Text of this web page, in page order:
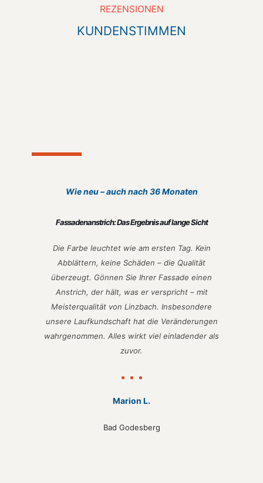
REZENSIONEN
KUNDENSTIMMEN
Wie neu – auch nach 36 Monaten
Fassadenanstrich: Das Ergebnis auf lange Sicht
Die Farbe leuchtet wie am ersten Tag. Kein
Abblättern, keine Schäden – die Qualität
überzeugt. Gönnen Sie Ihrer Fassade einen
Anstrich, der hält, was er verspricht – mit
Meisterqualität von Linzbach. Insbesondere
unsere Laufkundschaft hat die Veränderungen
wahrgenommen. Alles wirkt viel einladender als
zuvor.
Marion L.
Bad Godesberg